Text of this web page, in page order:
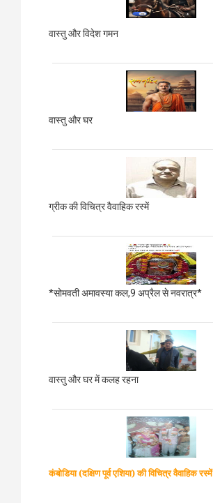
वास्तु और विदेश गमन
वास्तु और घर
ग्रीक की विचित्र वैवाहिक रस्में
*सोमवती अमावस्या कल,9 अप्रैल से नवरात्र*
वास्तु और घर में कलह रहना
कंबोडिया (दक्षिण पूर्व एशिया) की विचित्र वैवाहिक रस्में